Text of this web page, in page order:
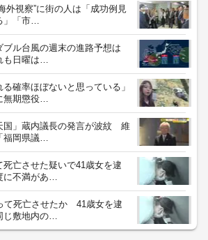
外視察”に街の人は「成功例見
」「市…
ブル台風の週末の進路予想は
も日曜は…
る確率ほぼないと思っている」
無期懲役…
国」蔵内議長の発言が波紋 維
福岡県議…
死亡させた疑いで41歳女を逮
不満があ…
て死亡させたか 41歳女を逮
敷地内の…